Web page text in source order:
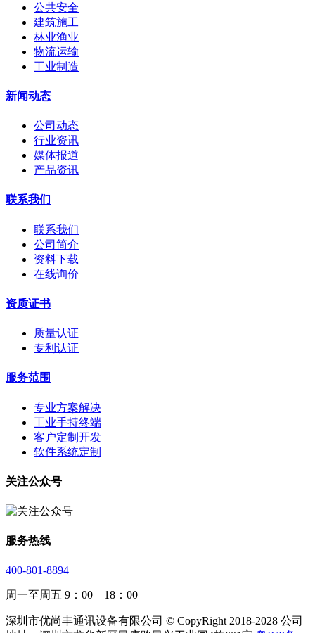
公共安全
建筑施工
林业渔业
物流运输
工业制造
新闻动态
公司动态
行业资讯
媒体报道
产品资讯
联系我们
联系我们
公司简介
资料下载
在线询价
资质证书
质量认证
专利认证
服务范围
专业方案解决
工业手持终端
客户定制开发
软件系统定制
关注公众号
服务热线
400-801-8894
周一至周五 9：00—18：00
深圳市优尚丰通讯设备有限公司 © CopyRight 2018-2028 公司